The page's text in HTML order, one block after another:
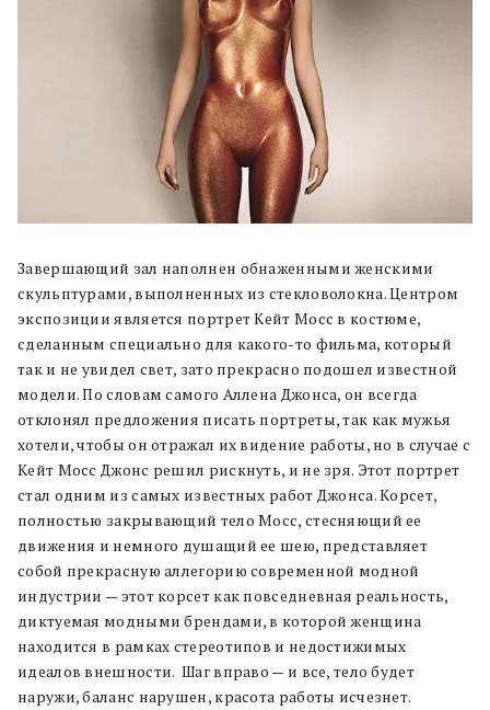
Завершающий зал наполнен обнаженными женскими
скульптурами, выполненных из стекловолокна. Центром
экспозиции является портрет Кейт Мосс в костюме,
сделанным специально для какого-то фильма, который
так и не увидел свет, зато прекрасно подошел известной
модели. По словам самого Аллена Джонса, он всегда
отклонял предложения писать портреты, так как мужья
хотели, чтобы он отражал их видение работы, но в случае с
Кейт Мосс Джонс решил рискнуть, и не зря. Этот портрет
стал одним из самых известных работ Джонса. Корсет,
полностью закрывающий тело Мосс, стесняющий ее
движения и немного душащий ее шею, представляет
собой прекрасную аллегорию современной модной
индустрии — этот корсет как повседневная реальность,
диктуемая модными брендами, в которой женщина
находится в рамках стереотипов и недостижимых
идеалов внешности. Шаг вправо — и все, тело будет
наружи, баланс нарушен, красота работы исчезнет.